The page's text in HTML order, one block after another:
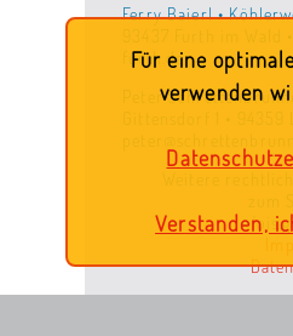
Ferry Baierl •
furth.de
Peter
Weitere
Für eine
verwenden
Verstanden,